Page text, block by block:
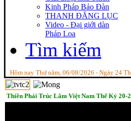
Kinh Pháp Bảo Đàn
THANH ĐĂNG LỤC
Video - Đại giới dàn
Pháp Loa
Tìm kiếm
Hôm nay Thứ năm, 06/08/2026 - Ngày 24
Thiền Phái Trúc Lâm Việt Nam Thế Kỷ 20-